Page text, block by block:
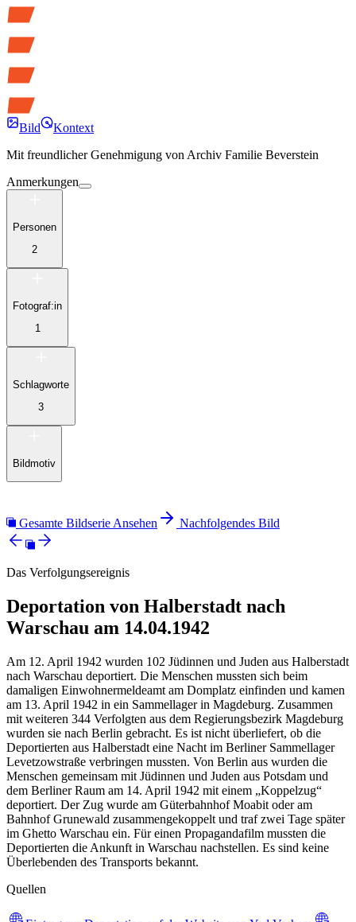
Bild
Kontext
Mit freundlicher Genehmigung vonArchiv Familie Beverstein
Anmerkungen
Personen
2
Fotograf:in
1
Schlagworte
3
Bildmotiv
Gesamte Bildserie Ansehen Nachfolgendes Bild
Das Verfolgungsereignis
Deportation von Halberstadt nach
Warschau am 14.04.1942
Am 12. April 1942 wurden 102 Jüdinnen und Juden aus Halberstadt
nach Warschau deportiert. Die Menschen mussten sich beim
damaligen Einwohnermeldeamt am Domplatz einfinden und kamen
am 13. April 1942 in ein Sammellager in Magdeburg. Zusammen
mit weiteren 344 Verfolgten aus dem Regierungsbezirk Magdeburg
wurden sie nach Berlin gebracht. Es ist nicht überliefert, ob die
Deportierten aus Halberstadt eine Nacht im Berliner Sammellager
Levetzowstraße verbringen mussten. Von Berlin aus wurden die
Menschen gemeinsam mit Jüdinnen und Juden aus Potsdam und
dem Berliner Raum am 14. April 1942 mit einem „Koppelzug“
deportiert. Der Zug wurde am Güterbahnhof Moabit oder am
Bahnhof Grunewald zusammengekoppelt und traf zwei Tage später
im Ghetto Warschau ein. Für einen Propagandafilm mussten die
Deportierten die Ankunft in Warschau nachstellen. Es sind keine
Überlebenden des Transports bekannt.
Quellen